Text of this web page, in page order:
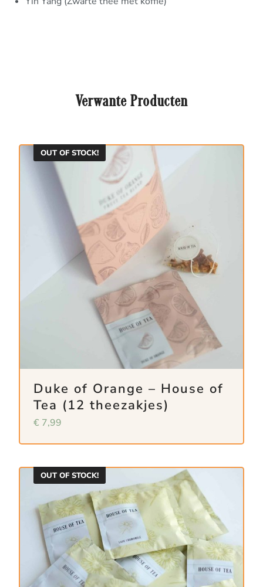
Verwante Producten
OUT OF STOCK!
Duke of Orange – House of
Tea (12 theezakjes)
€ 7,99
OUT OF STOCK!